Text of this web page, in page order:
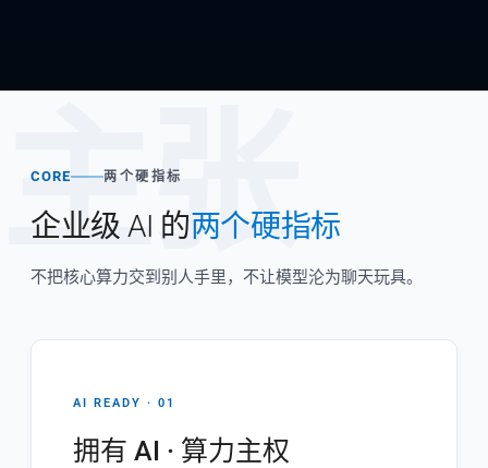
主张
CORE 两个硬指标
企业级 AI 的两个硬指标
不把核心算力交到别人手里，不让模型沦为聊天玩具。
AI READY · 01
拥有 AI · 算力主权